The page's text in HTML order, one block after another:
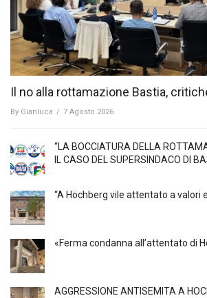
Il no alla rottamazione Bastia,
By Gianluca / 7 Agosto 2026
“LA BOCCIATURA DELLA
IL CASO DEL SUPERSINDACO DI
“A Höchberg vile attentato a valori
«Ferma condanna all’attentato di
AGGRESSIONE ANTISEMITA A